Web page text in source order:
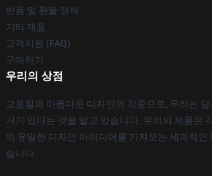
반품 및 환불 정책
기타 제품
고객지원 (FAQ)
구매하기
우리의 상점
고품질과 아름다운 디자인의 각종으로, 우리는 당
거기 있다는 것을 알고 있습니다. 우리의 제품은
의 유일한 디자인 아이디어를 가져오는 세계적인
습니다.